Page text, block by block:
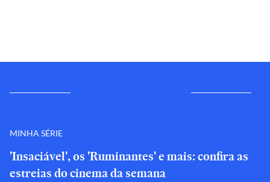
MINHA SÉRIE
'Insaciável', os 'Ruminantes' e mais: confira as
estreias do cinema da semana